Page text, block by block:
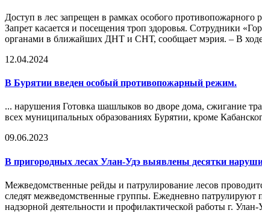
Доступ в лес запрещен в рамках особого
Запрет касается и посещения троп здоровья. Сотрудники
органами в ближайших ДНТ и СНТ, сообщает мэрия. – В
12.04.2024
В Бурятии введен особый противопожарный режим.
... нарушения Готовка шашлыков во дворе дома, сжигание
всех муниципальных образованиях Бурятии, кроме
09.06.2023
B пригородных лесах Улан-Удэ выявлены десятки
Межведомственные рейды и патрулирование лесов
следят межведомственные группы. Ежедневно патрулируют
надзорной деятельности и профилактической работы г.